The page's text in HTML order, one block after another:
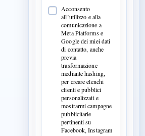
Acconsento
all’utilizzo e alla
comunicazione a
Meta Platforms e
Google dei miei dati
di contatto, anche
previa
trasformazione
mediante hashing,
per creare elenchi
clienti e pubblici
personalizzati e
mostrarmi campagne
pubblicitarie
pertinenti su
Facebook, Instagram